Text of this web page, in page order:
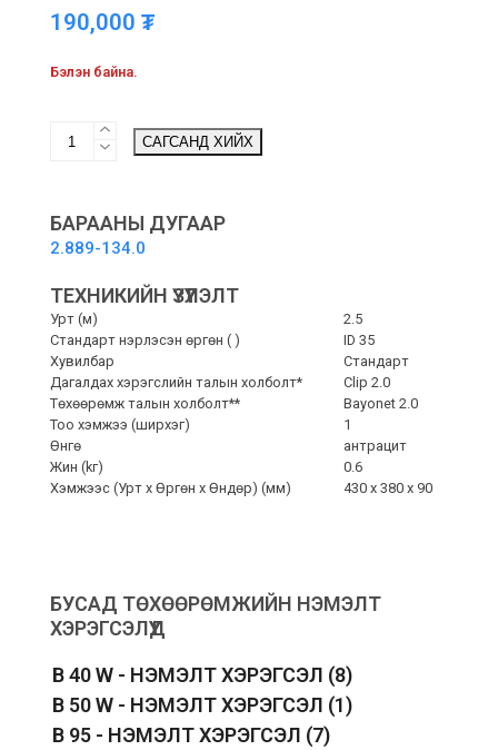
190,000 ₮
Бэлэн байна.
hose,
35,
2.5
clip
2.0,
bayonet
2.0
-
УЯН
ХООЛОЙ
quantity
САГСАНД ХИЙХ
БАРААНЫ ДУГААР
2.889-134.0
ТЕХНИКИЙН ҮЗҮҮЛЭЛТ
Урт (м)
2.5
Стандарт нэрлэсэн өргөн ( )
ID 35
Хувилбар
Стандарт
Дагалдах хэрэгслийн талын холболт*
Clip 2.0
Төхөөрөмж талын холболт**
Bayonet 2.0
Тоо хэмжээ (ширхэг)
1
Өнгө
антрацит
Жин (kг)
0.6
Хэмжээс (Урт x Өргөн x Өндөр) (мм)
430 x 380 x 90
БУСАД ТӨХӨӨРӨМЖИЙН НЭМЭЛТ
ХЭРЭГСЭЛҮҮД
B 40 W - НЭМЭЛТ ХЭРЭГСЭЛ (8)
B 50 W - НЭМЭЛТ ХЭРЭГСЭЛ (1)
B 95 - НЭМЭЛТ ХЭРЭГСЭЛ (7)